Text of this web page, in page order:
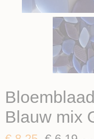
Blauw mix